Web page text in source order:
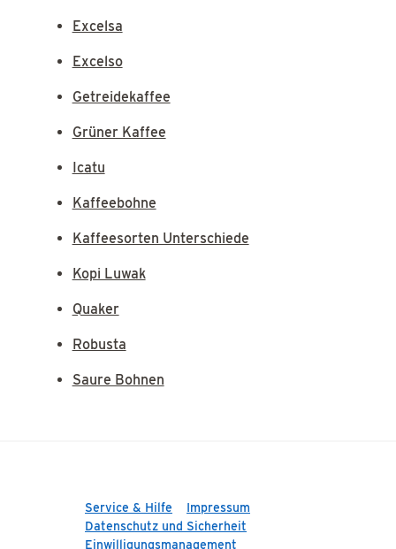
Excelsa
Excelso
Getreidekaffee
Grüner Kaffee
Icatu
Kaffeebohne
Kaffeesorten Unterschiede
Kopi Luwak
Quaker
Robusta
Saure Bohnen
Service & Hilfe
Impressum
Datenschutz und Sicherheit
Einwilligungsmanagement